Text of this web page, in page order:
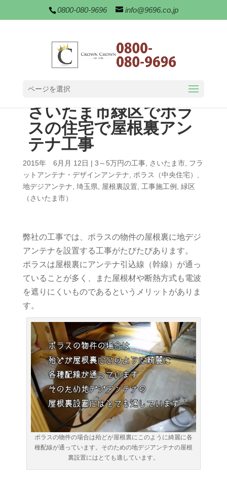
0800-080-9696 info@9696.co.jp
ページを選択
さいたま市緑区でポラ
スの住宅で屋根裏アン
テナ工事
2015年 6月月 12日 | 3～5万円の工事, さいたま市, フラ
ットアンテナ・デザインアンテナ
ポラス（中央住宅）
地デジアンテナ 埼玉県 屋根裏設置 工事施工例
緑区
（さいたま市）
弊社の工事では、ポラスの物件の屋根裏に地デジ
アンテナを設置する工事がたびたびあります。
ポラスは屋根裏にアンテナ引込線（幹線）が通っ
ていることが多く、また屋根材や断熱方式も電波
を遮りにくいものであるというメリットがありま
す。
ポラスの物件の場合は殆どが屋根裏にこのように綺麗に各
種配線が通っています。そのための地デジアンテナの屋根
裏設置にはとても適しています。